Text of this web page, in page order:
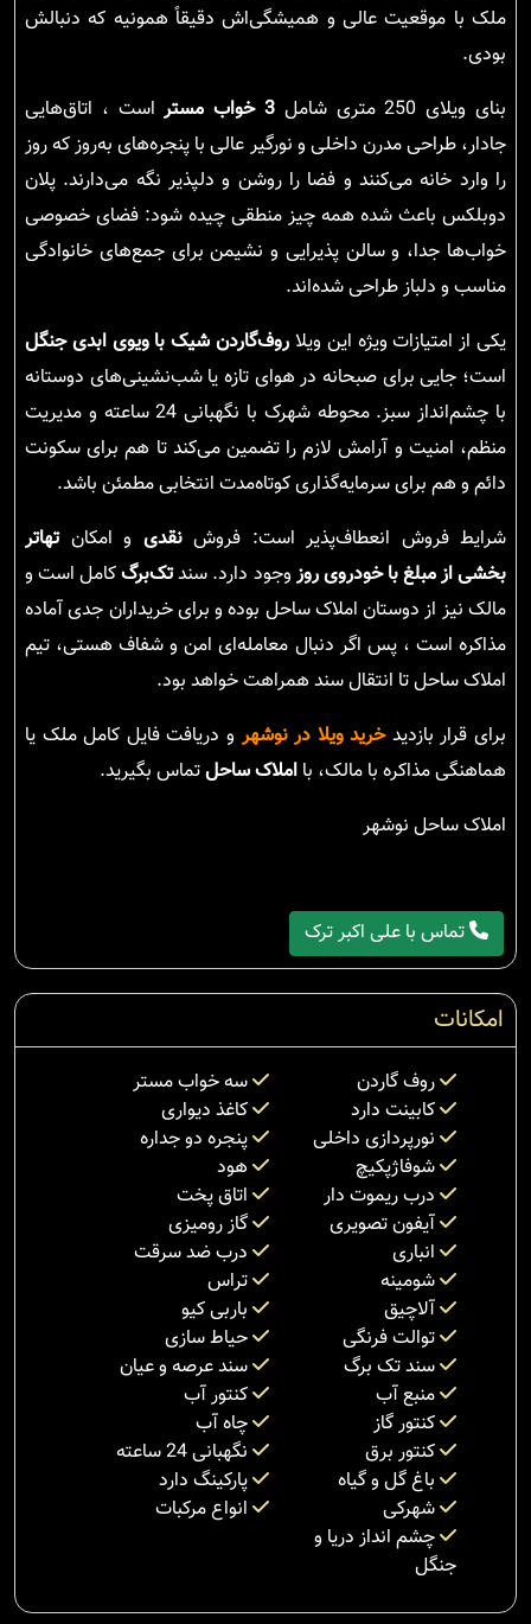
ملک با موقعیت عالی و همیشگی‌اش دقیقاً همونیه که دنبالش
بودی.
بنای ویلای 250 متری شامل
3 خواب مستر
است ، اتاق‌هایی
جادار، طراحی مدرن داخلی و نورگیر عالی با پنجره‌های به‌روز که روز
را وارد خانه می‌کنند و فضا را روشن و دلپذیر نگه می‌دارند. پلان
دوبلکس باعث شده همه چیز منطقی چیده شود: فضای خصوصی
خواب‌ها جدا، و سالن پذیرایی و نشیمن برای جمع‌های خانوادگی
مناسب و دلباز طراحی شده‌اند.
یکی از امتیازات ویژه این ویلا روف‌گاردن شیک با ویوی ابدی جنگل
است؛ جایی برای صبحانه در هوای تازه یا شب‌نشینی‌های دوستانه
با چشم‌انداز سبز. محوطه شهرک با نگهبانی 24 ساعته و مدیریت
منظم، امنیت و آرامش لازم را تضمین می‌کند تا هم برای سکونت
دائم و هم برای سرمایه‌گذاری کوتاه‌مدت انتخابی مطمئن باشد.
شرایط فروش انعطاف‌پذیر است: فروشنقدی و امکانتهاتر
بخشی از مبلغ با خودروی روز وجود دارد. سندتک‌برگکامل است و
مالک نیز از دوستان املاک ساحل بوده و برای خریداران جدی آماده
مذاکره است ، پس اگر دنبال معامله‌ای امن و شفاف هستی، تیم
املاک ساحل تا انتقال سند همراهت خواهد بود.
برای قرار بازدیدخرید ویلا در نوشهر و دریافت فایل کامل ملک یا
هماهنگی مذاکره با مالک، با املاک ساحلتماس بگیرید.
املاک ساحل نوشهر
تماس با علی اکبر ترک
امکانات
روف گاردن
سه خواب مستر
کابینت دارد
کاغذ دیواری
نورپردازی داخلی
پنجره دو جداره
شوفاژپکیچ
هود
درب ریموت دار
اتاق پخت
آیفون تصویری
گاز رومیزی
انباری
درب ضد سرقت
شومینه
تراس
آلاچیق
باربی کیو
توالت فرنگی
حیاط سازی
سند تک برگ
سند عرصه و عیان
منبع آب
کنتور آب
کنتور گاز
چاه آب
کنتور برق
نگهبانی 24 ساعته
باغ گل و گیاه
پارکینگ دارد
شهرکی
انواع مرکبات
چشم انداز دریا و
جنگل